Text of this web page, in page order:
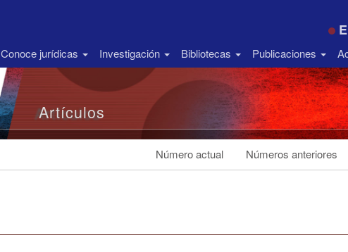
Conoce jurídicas Investigación Bibliotecas Publicaciones
Artículos
Número actual Números anteriores